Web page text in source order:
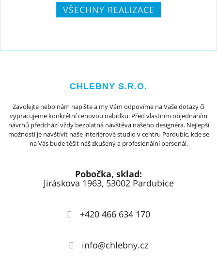
VŠECHNY REALIZACE
CHLEBNY S.R.O.
Zavolejte nebo nám napište a my Vám odpovíme na Vaše dotazy či
vypracujeme konkrétní cenovou nabídku. Před vlastním objednáním
návrhů předchází vždy bezplatná návštěva našeho designéra. Nejlepší
možností je navštívit naše interiérové studio v centru Pardubic, kde se
na Vás bude těšit náš zkušený a profesionální personál.
Pobočka, sklad:
Jiráskova 1963, 53002 Pardubice
+420 466 634 170
info@chlebny.cz